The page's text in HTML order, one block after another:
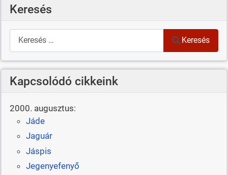
Keresés
Keresés
Keresés
Kapcsolódó cikkeink
2000. augusztus:
Jáde
Jaguár
Jáspis
Jegenyefenyő